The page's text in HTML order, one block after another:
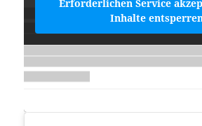
Erforderlichen Service
Inhalte